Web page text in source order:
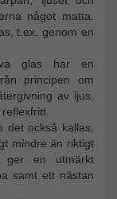
något matta.
t.ex. genom en
glas har en
principen om
av ljus,
det också kallas,
mindre än riktigt
en utmärkt
samt ett nästan